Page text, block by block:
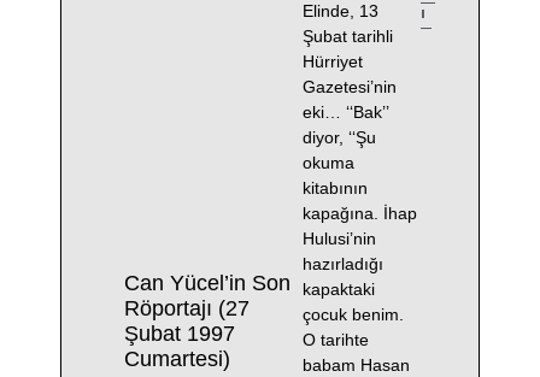
Can Yücel’in Son
Röportajı (27
Şubat 1997
Cumartesi)
Elinde, 13
Şubat tarihli
Hürriyet
Gazetesi’nin
eki… ‘‘Bak’’
diyor, ‘‘Şu
okuma
kitabının
kapağına. İhap
Hulusi’nin
hazırladığı
kapaktaki
çocuk benim.
O tarihte
babam Hasan
ı